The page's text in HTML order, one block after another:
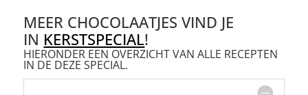
MEER CHOCOLAATJES VIND JE
IN KERSTSPECIAL!
HIERONDER EEN OVERZICHT VAN ALLE RECEPTEN
IN DE DEZE SPECIAL.